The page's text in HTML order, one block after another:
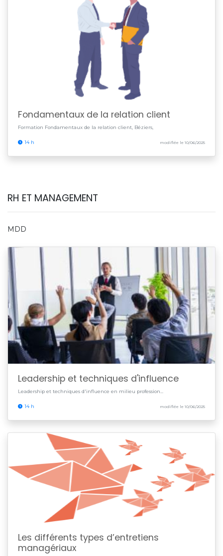
Fondamentaux de la relation client
Formation Fondamentaux de la relation client, Béziers,
14 h modifiée le 10/06/2025
RH ET MANAGEMENT
MDD
Leadership et techniques d'influence
Leadership et techniques d'influence en milieu profession...
14 h modifiée le 10/06/2025
Les différents types d’entretiens
managériaux